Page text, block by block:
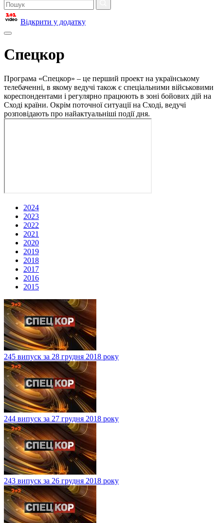
Відкрити у додатку
Спецкор
Програма «Спецкор» – це перший проект на українському
телебаченні, в якому ведучі також є спеціальними військовими
кореспондентами і регулярно працюють в зоні бойових дій на
Сході країни. Окрім поточної ситуації на Сході, ведучі
розповідають про найактуальніші події дня.
2024
2023
2022
2021
2020
2019
2018
2017
2016
2015
245 випуск за 28 грудня 2018 року
244 випуск за 27 грудня 2018 року
243 випуск за 26 грудня 2018 року